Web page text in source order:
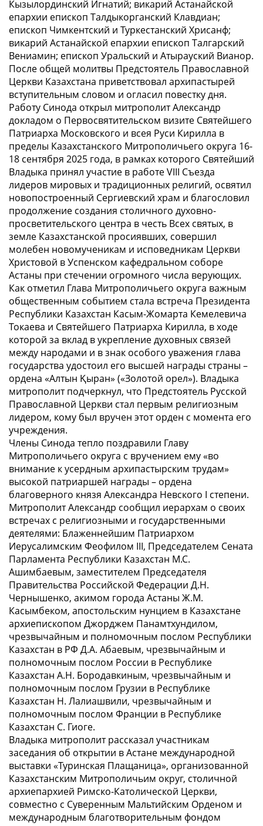
Кызылординский Игнатий; викарий Астанайской
епархии епископ Талдыкорганский Клавдиан;
епископ Чимкентский и Туркестанский Хрисанф;
викарий Астанайской епархии епископ Талгарский
Вениамин; епископ Уральский и Атырауский Вианор.
После общей молитвы Предстоятель Православной
Церкви Казахстана приветствовал архипастырей
вступительным словом и огласил повестку дня.
Работу Синода открыл митрополит Александр
докладом о Первосвятительском визите Святейшего
Патриарха Московского и всея Руси Кирилла в
пределы Казахстанского Митрополичьего округа 16-
18 сентября 2025 года, в рамках которого Святейший
Владыка принял участие в работе VIII Съезда
лидеров мировых и традиционных религий, освятил
новопостроенный Сергиевский храм и благословил
продолжение создания столичного духовно-
просветительского центра в честь Всех святых, в
земле Казахстанской просиявших, совершил
молебен новомученикам и исповедникам Церкви
Христовой в Успенском кафедральном соборе
Астаны при стечении огромного числа верующих.
Как отметил Глава Митрополичьего округа важным
общественным событием стала встреча Президента
Республики Казахстан Касым-Жомарта Кемелевича
Токаева и Святейшего Патриарха Кирилла, в ходе
которой за вклад в укрепление духовных связей
между народами и в знак особого уважения глава
государства удостоил его высшей награды страны –
ордена «Алтын Қыран» («Золотой орел»). Владыка
митрополит подчеркнул, что Предстоятель Русской
Православной Церкви стал первым религиозным
лидером, кому был вручен этот орден с момента его
учреждения.
Члены Синода тепло поздравили Главу
Митрополичьего округа с вручением ему «во
внимание к усердным архипастырским трудам»
высокой патриаршей награды – ордена
благоверного князя Александра Невского I степени.
Митрополит Александр сообщил иерархам о своих
встречах с религиозными и государственными
деятелями: Блаженнейшим Патриархом
Иерусалимским Феофилом III, Председателем Сената
Парламента Республики Казахстан М.С.
Ашимбаевым, заместителем Председателя
Правительства Российской Федерации Д.Н.
Чернышенко, акимом города Астаны Ж.М.
Касымбеком, апостольским нунцием в Казахстане
архиепископом Джорджем Панамтхундилом,
чрезвычайным и полномочным послом Республики
Казахстан в РФ Д.А. Абаевым, чрезвычайным и
полномочным послом России в Республике
Казахстан А.Н. Бородавкиным, чрезвычайным и
полномочным послом Грузии в Республике
Казахстан Н. Лалиашвили, чрезвычайным и
полномочным послом Франции в Республике
Казахстан С. Гиоге.
Владыка митрополит рассказал участникам
заседания об открытии в Астане международной
выставки «Туринская Плащаница», организованной
Казахстанским Митрополичьим округ, столичной
архиепархией Римско-Католической Церкви,
совместно с Суверенным Мальтийским Орденом и
международным благотворительным фондом